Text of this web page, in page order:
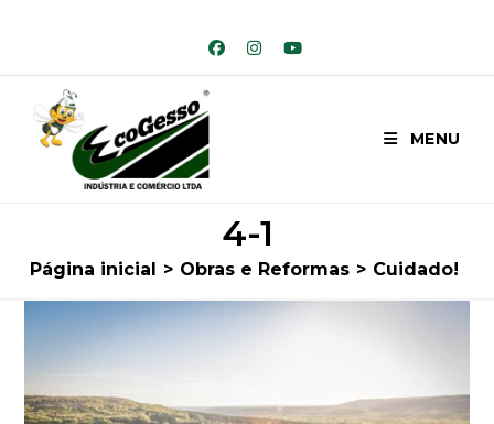
conteúdo
MENU
4-1
Página inicial > Obras e Reformas > Cuidado!